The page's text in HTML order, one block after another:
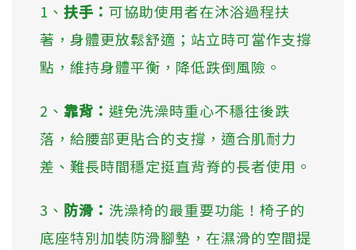
1、 扶手： 可協助使用者在沐浴過程扶
著，身體更放鬆舒適；站立時可當作支撐
點，維持身體平衡，降低跌倒風險。
2、 靠背： 避免洗澡時重心不穩往後跌
落，給腰部更貼合的支撐，適合肌耐力
差、難長時間穩定挺直背脊的長者使用。
3、 防滑： 洗澡椅的最重要功能！椅子的
底座特別加裝防滑腳墊，在濕滑的空間提